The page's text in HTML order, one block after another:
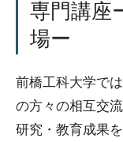
専門講座
場ー
前橋工科大学で
の方々の相互交
研究・教育成果